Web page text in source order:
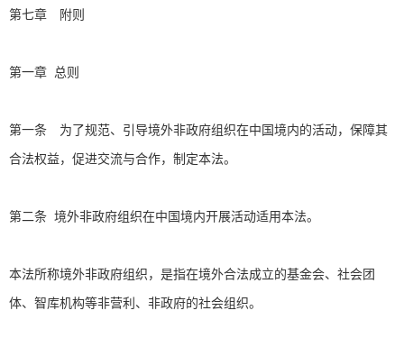
第七章 附则
第一章 总则
第一条 为了规范、引导境外非政府组织在中国境内的活动，保障其
合法权益，促进交流与合作，制定本法。
第二条 境外非政府组织在中国境内开展活动适用本法。
本法所称境外非政府组织，是指在境外合法成立的基金会、社会团
体、智库机构等非营利、非政府的社会组织。